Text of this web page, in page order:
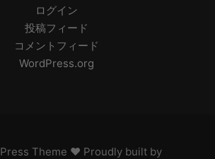
ログイン
投稿フィード
コメントフィード
WordPress.org
Theme ♥ Proudly built by